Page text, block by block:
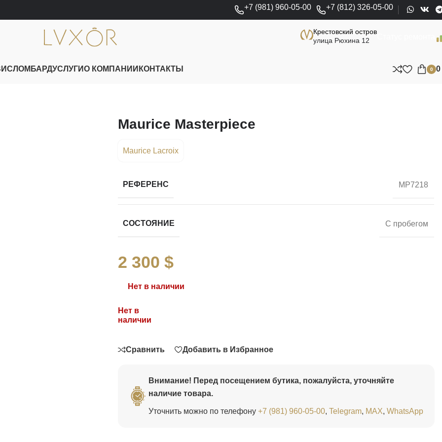
+7 (981) 960-05-00 +7 (812) 326-05-00
Крестовский остров
улица Рюхина 12
ЛОМБАРДУСЛУГИО КОМПАНИИ КОНТАКТЫ 0 0
Maurice Masterpiece
Maurice Lacroix
РЕФЕРЕНС MP7218
СОСТОЯНИЕ С пробегом
2 300 $
Нет в наличии
Нет в
наличии
Сравнить Добавить в Избранное
Внимание! Перед посещением бутика, пожалуйста, уточняйте
наличие товара.
Уточнить можно по телефону +7 (981) 960-05-00, Telegram, MAX, WhatsApp